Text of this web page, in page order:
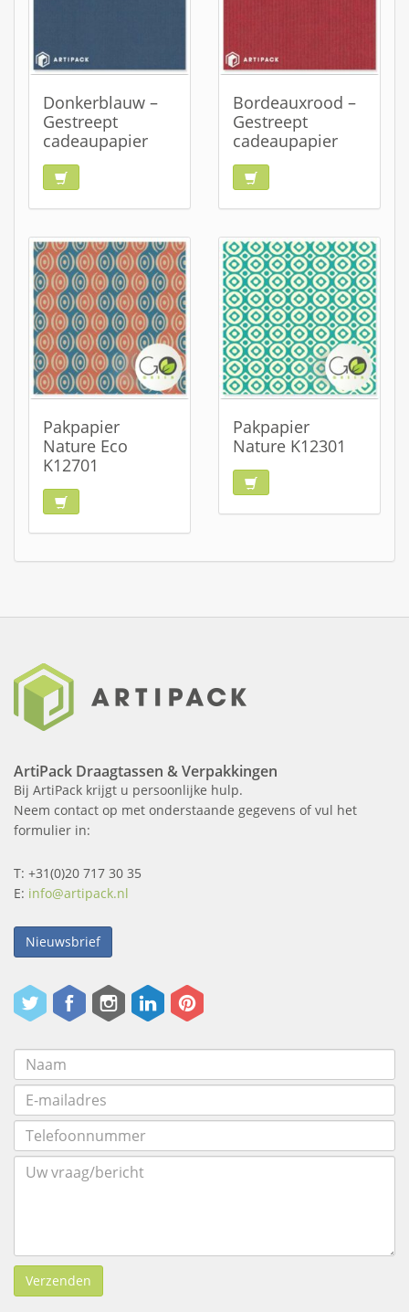
Donkerblauw –
Gestreept
cadeaupapier
Bordeauxrood –
Gestreept
cadeaupapier
Pakpapier
Nature Eco
K12701
Pakpapier
Nature K12301
ArtiPack Draagtassen & Verpakkingen
Bij ArtiPack krijgt u persoonlijke hulp.
Neem contact op met onderstaande gegevens of vul het
formulier in:
T: +31(0)20 717 30 35
E: info@artipack.nl
Nieuwsbrief
Verzenden